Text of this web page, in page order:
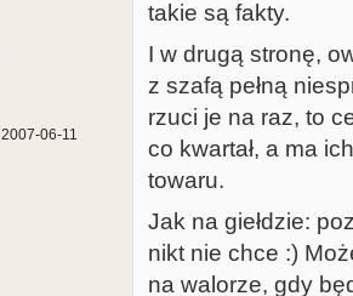
2007-06-11
takie są fakty.
I w drugą stronę,
z szafą pełną
rzuci je na raz, to
co kwartał, a ma
towaru.
Jak na giełdzie:
nikt nie chce :)
na walorze, gdy